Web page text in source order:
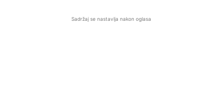
Sadržaj se nastavlja nakon oglasa